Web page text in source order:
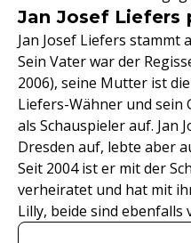
Jan Josef Liefers
Jan Josef Liefers stammt
Sein Vater war der
2006), seine Mutter ist
Liefers-Wähner und
als Schauspieler auf. Jan
Dresden auf, lebte aber
Seit 2004 ist er mit der
verheiratet und hat mit
Lilly, beide sind ebenfalls